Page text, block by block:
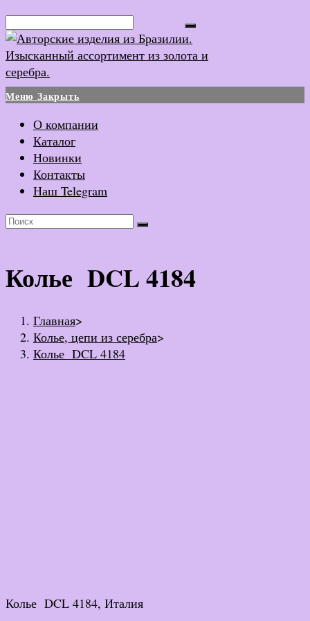
Перейти
к
содержимому
Меню Закрыть
О компании
Каталог
Новинки
Контакты
Наш Telegram
Колье DCL 4184
Главная>
Колье, цепи из серебра>
Колье DCL 4184
Колье DCL 4184, Италия